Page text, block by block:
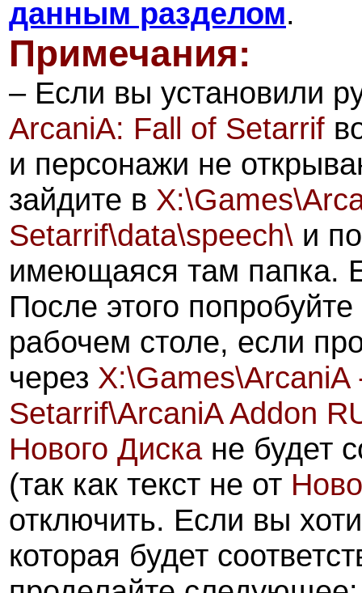
данным разделом.
Примечания:
– Если вы установили
ArcaniA: Fall of Setarrif
и персонажи не
зайдите в
Setarrif\data\speech\ и
имеющаяся там папка.
После этого
рабочем столе, если
через
Setarrif\ArcaniA Addon
Нового Дискане будет
(так как текст не от
отключить. Если вы
которая будет